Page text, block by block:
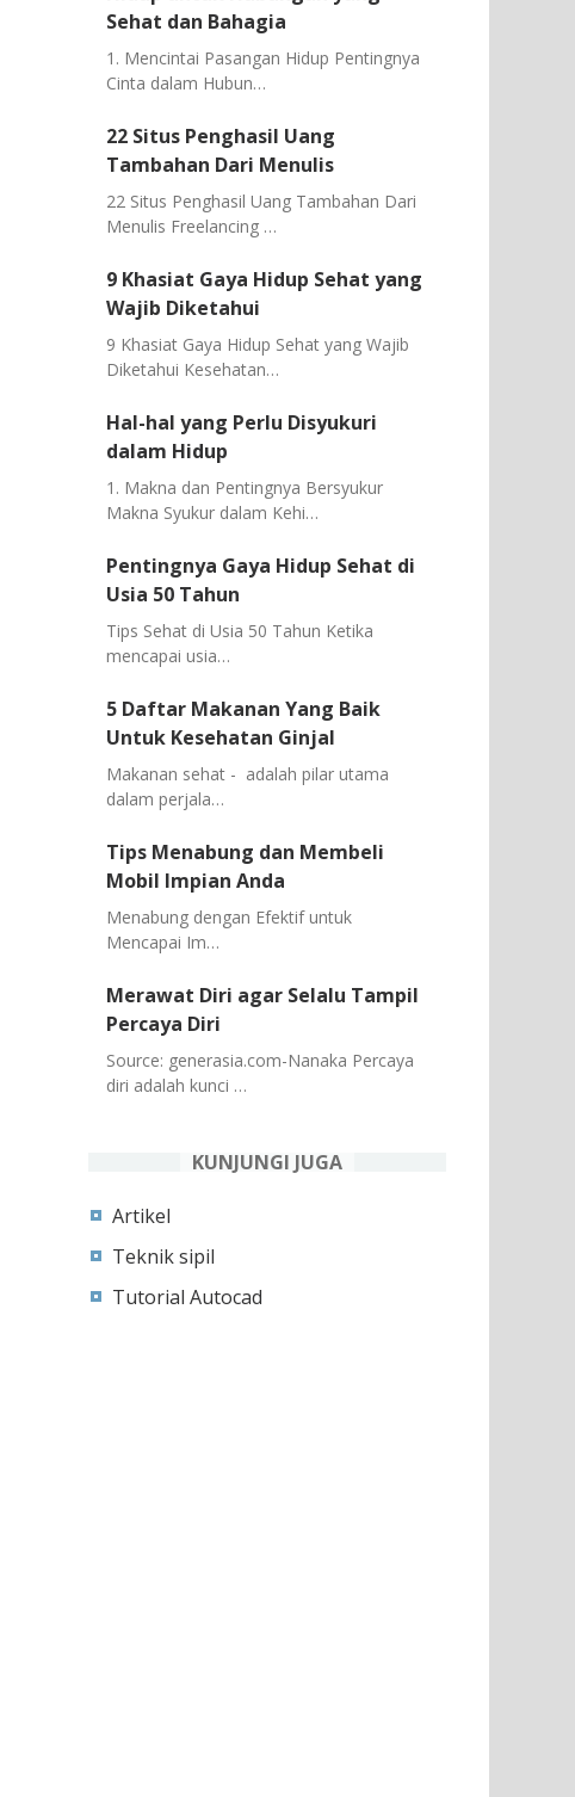
Sehat dan Bahagia
1. Mencintai Pasangan Hidup Pentingnya
Cinta dalam Hubun…
22 Situs Penghasil Uang
Tambahan Dari Menulis
22 Situs Penghasil Uang Tambahan Dari
Menulis Freelancing …
9 Khasiat Gaya Hidup Sehat yang
Wajib Diketahui
9 Khasiat Gaya Hidup Sehat yang Wajib
Diketahui Kesehatan…
Hal-hal yang Perlu Disyukuri
dalam Hidup
1. Makna dan Pentingnya Bersyukur
Makna Syukur dalam Kehi…
Pentingnya Gaya Hidup Sehat di
Usia 50 Tahun
Tips Sehat di Usia 50 Tahun Ketika
mencapai usia…
5 Daftar Makanan Yang Baik
Untuk Kesehatan Ginjal
Makanan sehat - adalah pilar utama
dalam perjala…
Tips Menabung dan Membeli
Mobil Impian Anda
Menabung dengan Efektif untuk
Mencapai Im…
Merawat Diri agar Selalu Tampil
Percaya Diri
Source: generasia.com-Nanaka Percaya
diri adalah kunci …
KUNJUNGI JUGA
Artikel
Teknik sipil
Tutorial Autocad